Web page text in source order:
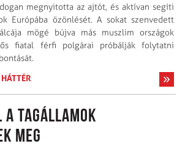
megnyitotta az ajtót, és aktívan segíti
Európába özönlését. A sokat szenvedett
mögé bújva más muszlim országok
fiatal férfi polgárai próbálják folytatni
HÁTTÉR
a tagállamok
meg